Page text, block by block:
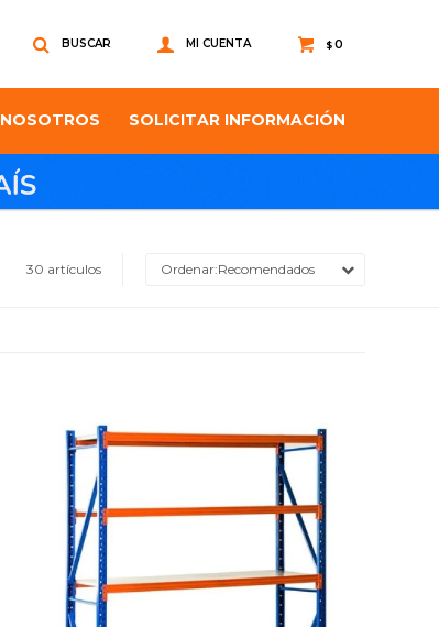
NOSOTROS SOLICITAR INFORMACIÓN
$0
30 artículos Recomendados